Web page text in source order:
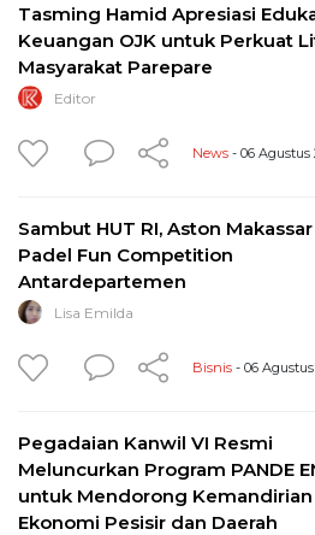
Tasming Hamid Apresiasi
Keuangan OJK untuk Perkuat
Masyarakat Parepare
Editor
News - 06 Agustus
Sambut HUT RI, Aston
Padel Fun Competition
Antardepartemen
Lisa Emilda
Bisnis - 06 Agustus
Pegadaian Kanwil VI Resmi
Meluncurkan Program PANDE
untuk Mendorong Kemandirian
Ekonomi Pesisir dan Daerah